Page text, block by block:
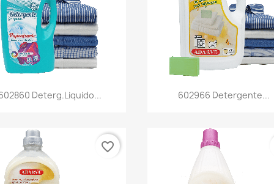
Vista rápida
Deterg.liquido... Vista rápida
602966 Detergente...
favorite_border